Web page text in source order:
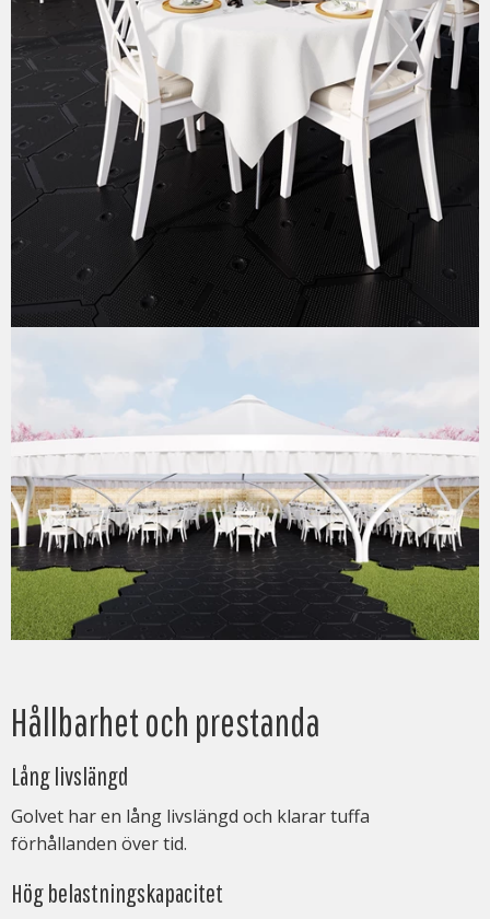
Hållbarhet och prestanda
Lång livslängd
Golvet har en lång livslängd och klarar tuffa
förhållanden över tid.
Hög belastningskapacitet